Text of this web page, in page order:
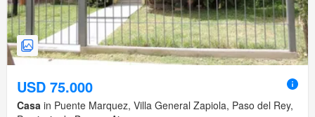
USD 75.000
Casa in Puente Marquez, Villa General Zapiola, Paso del Rey,